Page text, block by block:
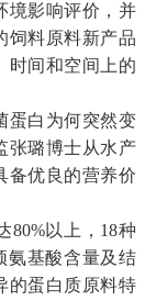
境影响评价，并
饲料原料新产品
时间和空间上的
蛋白为何突然变
张璐博士从水产
备优良的营养价
80%以上，18种
氨基酸含量及结
的蛋白质原料特